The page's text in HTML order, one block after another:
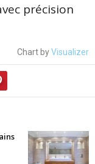
précision
Chart byVisualizer